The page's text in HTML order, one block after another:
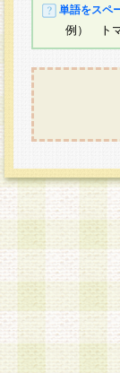
単語をスペ
例） トマ